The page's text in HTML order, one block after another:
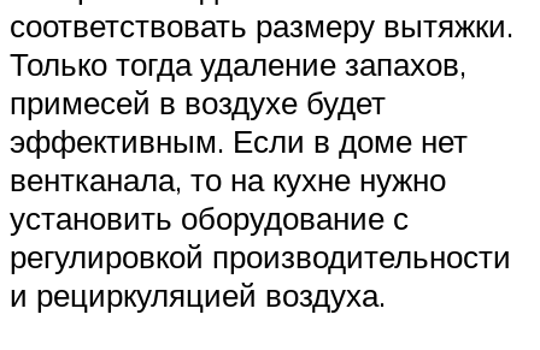
соответствовать размеру вытяжки.
Только тогда удаление запахов,
примесей в воздухе будет
эффективным. Если в доме нет
вентканала, то на кухне нужно
установить оборудование с
регулировкой производительности
и рециркуляцией воздуха.